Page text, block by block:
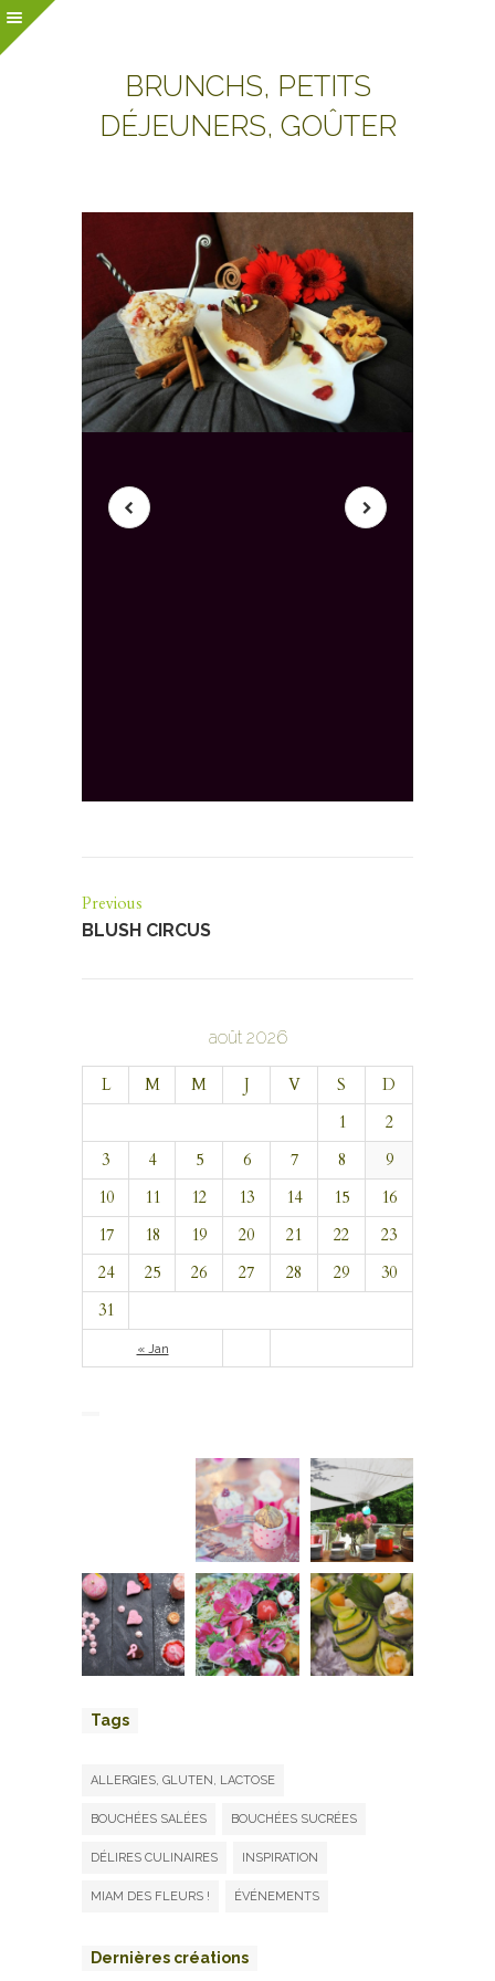
BRUNCHS, PETITS
DÉJEUNERS, GOÛTER
Previous
BLUSH CIRCUS
août 2026
L M M J V S D
« Jan
1
2
3
4 5 6 7 8
9
10
11 12 13 14 15
16
17
18 19 20 21 22
23
24
25 26 27 28 29
30
31
Tags
ALLERGIES, GLUTEN, LACTOSE
BOUCHÉES SALÉES BOUCHÉES SUCRÉES
DÉLIRES CULINAIRES INSPIRATION
MIAM DES FLEURS ! ÉVÉNEMENTS
Dernières créations